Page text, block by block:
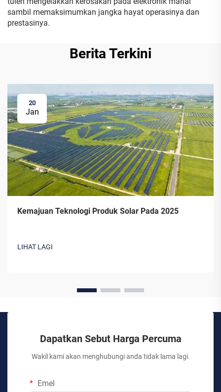
sambil memaksimumkan jangka hayat operasinya dan
prestasinya.
Berita Terkini
20
Jan
Kemajuan Teknologi Produk Solar Pada 2025
LIHAT LAGI
Dapatkan Sebut Harga Percuma
Wakil kami akan menghubungi anda tidak lama lagi.
Emel